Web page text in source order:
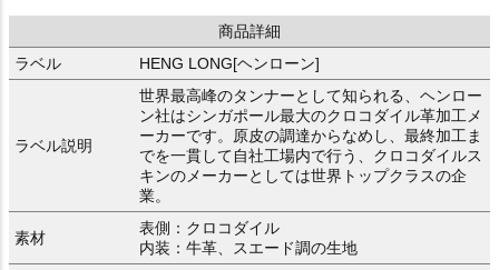
商品詳細
ラベル
HENG LONG[ヘンローン]
ラベル説明
世界最高峰のタンナーとして知られる、ヘンロー
ン社はシンガポール最大のクロコダイル革加工メ
ーカーです。原皮の調達からなめし、最終加工ま
でを一貫して自社工場内で行う、クロコダイルス
キンのメーカーとしては世界トップクラスの企
業。
素材
表側：クロコダイル
内装：牛革、スエード調の生地